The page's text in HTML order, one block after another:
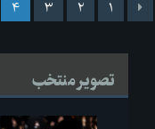
۱ ۲ ۳ ۴
تصویر منتخب